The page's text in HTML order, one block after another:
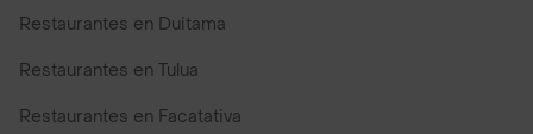
Restaurantes en Duitama
Restaurantes en Tulua
Restaurantes en Facatativa